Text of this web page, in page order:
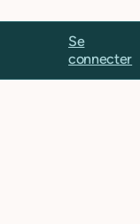
Se
connecter